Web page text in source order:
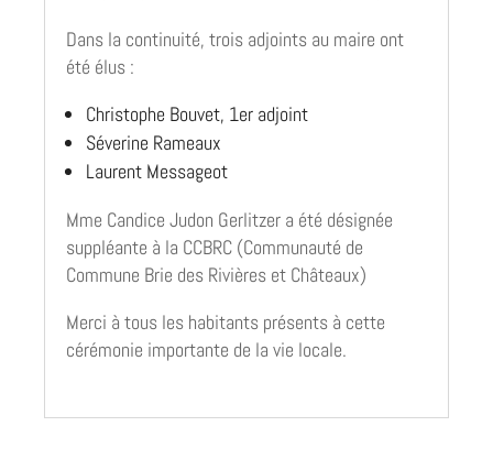
Dans la continuité, trois adjoints au maire ont
été élus :
Christophe Bouvet, 1er adjoint
Séverine Rameaux
Laurent Messageot
Mme Candice Judon Gerlitzer a été désignée
suppléante à la CCBRC (Communauté de
Commune Brie des Rivières et Châteaux)
Merci à tous les habitants présents à cette
cérémonie importante de la vie locale.